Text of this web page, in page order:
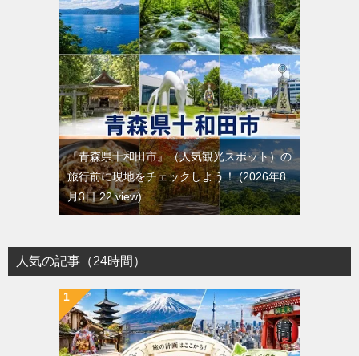
『青森県十和田市』（人気観光スポット）の
旅行前に現地をチェックしよう！ 2026年8
月3日 22 view
人気の記事（24時間）